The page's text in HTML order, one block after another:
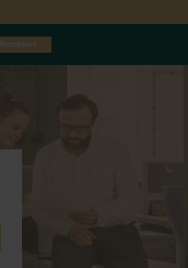
Recruteurs